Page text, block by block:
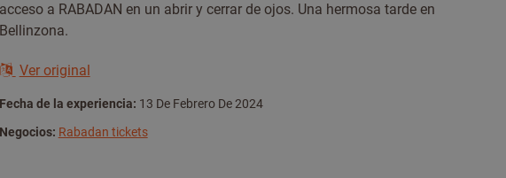
acceso a RABADAN en un abrir y cerrar de ojos. Una hermosa tarde en
Bellinzona.
Ver original
Fecha de la experiencia: 13 De Febrero De 2024
Negocios: Rabadan tickets